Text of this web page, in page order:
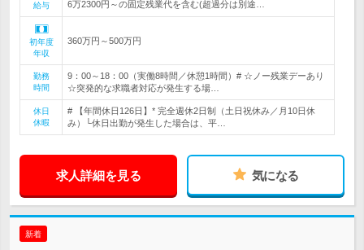
給与
6万2300円～の固定残業代を含む(超過分は別途…
初年度
年収
360万円～500万円
勤務
時間
9：00～18：00（実働8時間／休憩1時間）# ☆ノー残業デーあり
☆突発的な求職者対応が発生する場…
休日
休暇
# 【年間休日126日】* 完全週休2日制（土日祝休み／月10日休
み）└休日出勤が発生した場合は、平…
求人詳細を見る 気になる
新着